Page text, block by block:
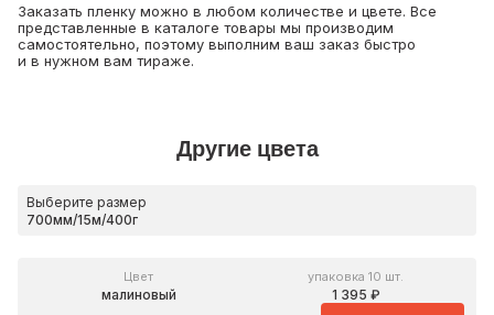
Заказать пленку можно в любом количестве и цвете. Все
представленные в каталоге товары мы производим
самостоятельно, поэтому выполним ваш заказ быстро
и в нужном вам тираже.
Другие цвета
Выберите размер
Цвет
малиновый
упаковка 10 шт.
1 395 ₽